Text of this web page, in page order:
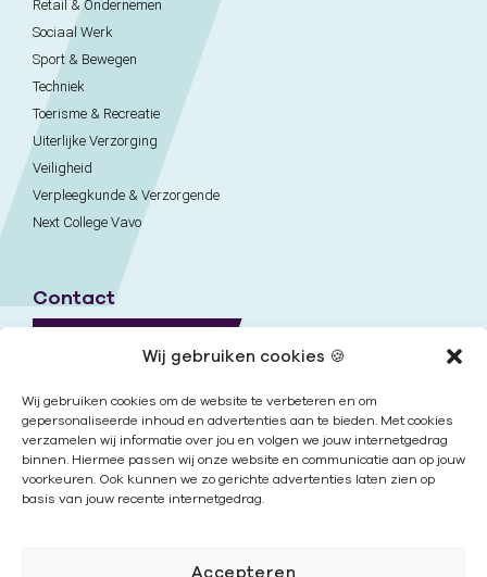
Wij gebruiken cookies 🍪
Wij gebruiken cookies om de website te verbeteren en om
gepersonaliseerde inhoud en advertenties aan te bieden. Met cookies
verzamelen wij informatie over jou en volgen we jouw internetgedrag
binnen. Hiermee passen wij onze website en communicatie aan op jouw
voorkeuren. Ook kunnen we zo gerichte advertenties laten zien op
basis van jouw recente internetgedrag.
Accepteren
Retail & Ondernemen
Sociaal Werk
Sport & Bewegen
Techniek
Toerisme & Recreatie
Uiterlijke Verzorging
Veiligheid
Verpleegkunde & Verzorgende
Next College Vavo
Contact
Nieuwsbrief